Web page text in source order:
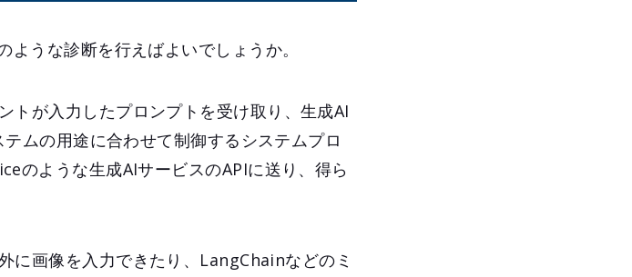
うな診断を行えばよいでしょうか。
トが入力したプロンプトを受け取り、生成AI
ムの用途に合わせて制御するシステムプロ
のような生成AIサービスのAPIに送り、得ら
に画像を入力できたり、LangChainなどのミ